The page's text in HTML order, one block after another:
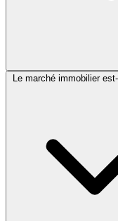
Le marché immobilier